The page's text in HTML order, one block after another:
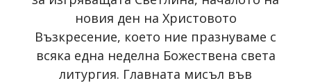
новия ден на Христовото
Възкресение, което ние празнуваме с
всяка една неделна Божествена света
литургия. Главната мисъл във